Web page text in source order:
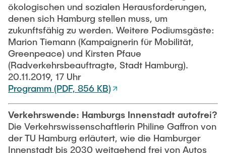
Sozialwissenschaften innerhalb der
verkehrswissenschaftlichen Forschung beteiligte.
Verbunden war damit die Hoffnung auf ein
besseres Verständnis des Mobilitätsverhaltens.
Doch Kutter ging es nie allein um das Verstehen,
sondern vor allem um die Gestaltung von
Veränderungsprozessen und damit auch um
Verhaltens­änderungen, sei es bei der
Verkehrsmittelnutzung oder bei der Standortwahl
von Haushalten. In dem von den
Sozialwissenschaften formulierten, immer
weitergehenden Analyse­bedarf hat Kutter daher
zuletzt zunehmend die Gefahr der Legitimierung
ökologischen und sozialen Herausforderungen,
denen sich Hamburg stellen muss, um
zukunftsfähig zu werden. Weitere Podiumsgäste:
Marion Tiemann (Kampaignerin für Mobilität,
Greenpeace) und Kirsten Pfaue
(Radverkehrsbeauftragte, Stadt Hamburg).
20.11.2019, 17 Uhr
Programm (PDF, 856 KB)
Verkehrswende: Hamburgs Innenstadt autofrei?
Die Verkehrswissenschaftlerin Philine Gaffron von
der TU Hamburg erläutert, wie die Hamburger
Innenstadt bis 2030 weitgehend frei von Autos